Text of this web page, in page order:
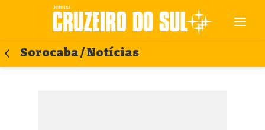
Sorocaba / Notícias